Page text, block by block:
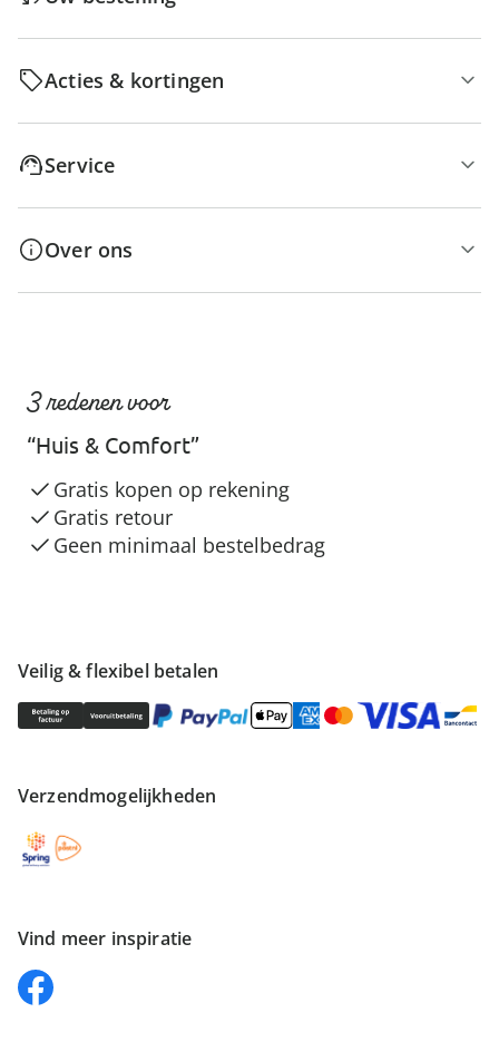
Acties & kortingen
Service
Over ons
Veilig & flexibel betalen
Verzendmogelijkheden
Vind meer inspiratie
3 redenen voor
“Huis & Comfort”
Gratis kopen op rekening
Gratis retour
Geen minimaal bestelbedrag